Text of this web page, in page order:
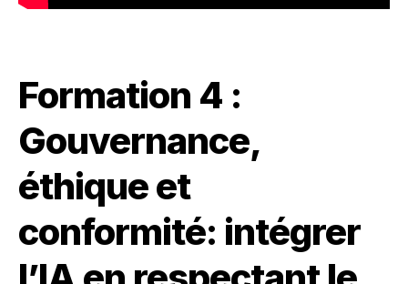
Formation 4 :
Gouvernance,
éthique et
conformité: intégrer